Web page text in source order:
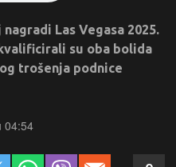
Las Vegasa 2025.
su oba bolida
trošenja podnice
04:54